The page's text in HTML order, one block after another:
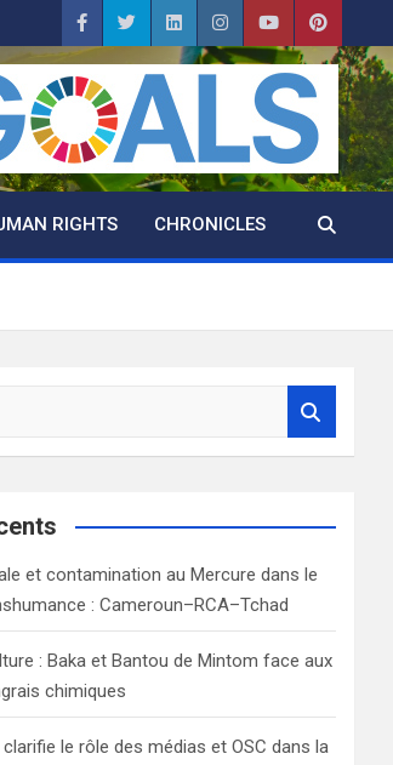
RIGHTS CHRONICLES
et contamination au Mercure dans le
: Cameroun–RCA–Tchad
: Baka et Bantou de Mintom face aux
chimiques
le rôle des médias et OSC dans la